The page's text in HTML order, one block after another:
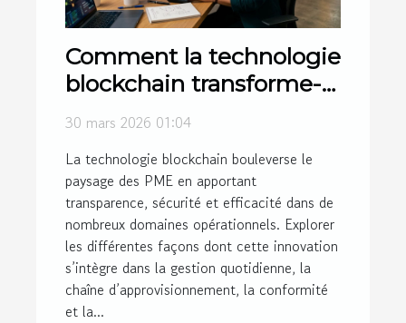
Comment la technologie
blockchain transforme-t-
elle les PME ?
30 mars 2026 01:04
La technologie blockchain bouleverse le
paysage des PME en apportant
transparence, sécurité et efficacité dans de
nombreux domaines opérationnels. Explorer
les différentes façons dont cette innovation
s’intègre dans la gestion quotidienne, la
chaîne d’approvisionnement, la conformité
et la...